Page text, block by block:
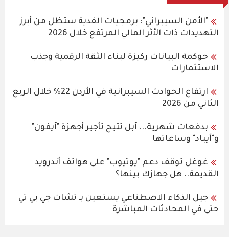
"الأمن السيبراني": برمجيات الفدية ستظل من أبرز
التهديدات ذات الأثر المالي المرتفع خلال 2026
حوكمة البيانات ركيزة لبناء الثقة الرقمية وجذب
الاستثمارات
ارتفاع الحوادث السيبرانية في الأردن 22% خلال الربع
الثاني من 2026
بدفعات شهرية... آبل تتيح تأجير أجهزة "آيفون"
و"آيباد" وساعاتها
غوغل توقف دعم "يوتيوب" على هواتف أندرويد
القديمة.. هل جهازك بينها؟
جيل الذكاء الاصطناعي يستعين بـ تشات جي بي تي
حتى في المحادثات المباشرة